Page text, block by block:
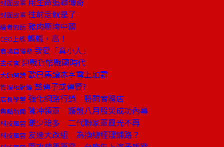
封面故事
封面故事 往前走就是了
編者的話 豬肉壓垮中國
CEO上線 螞蟻，高！
商場自慢塾 我愛「真小人」
去梯言 迎戰貨幣戰國時代
大師開講 歐巴馬讓赤字雪上加霜
管理相對論 該傳子或傳賢?
店長學堂 強化網路行銷 勝開實體店
焦點新聞 陳冲領軍 護盤八月股災成功內幕
科技風雲 賺少賠多 二代聯家軍風光不再
科技風雲 友達大改組 為換總經理鋪路？